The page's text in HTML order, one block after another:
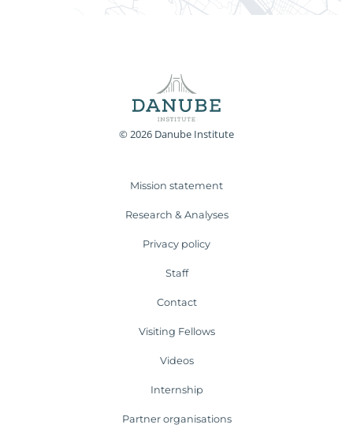
© 2026 Danube Institute
Mission statement
Research & Analyses
Privacy policy
Staff
Contact
Visiting Fellows
Videos
Internship
Partner organisations